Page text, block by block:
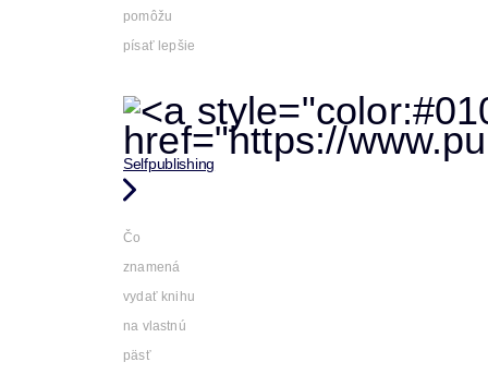
pomôžu
písať lepšie
Selfpublishing
Čo
znamená
vydať knihu
na vlastnú
päsť